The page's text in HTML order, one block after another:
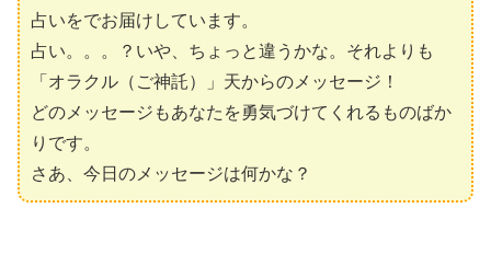
占いをでお届けしています。
占い。。。？いや、ちょっと違うかな。それよりも
「オラクル（ご神託）」天からのメッセージ！
どのメッセージもあなたを勇気づけてくれるものばか
りです。
さあ、今日のメッセージは何かな？